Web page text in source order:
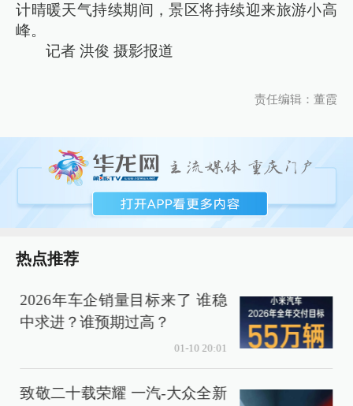
计晴暖天气持续期间，景区将持续迎来旅游小高
峰。
记者 洪俊 摄影报道
责任编辑：董霞
热点推荐
2026年车企销量目标来了 谁稳
中求进？谁预期过高？
01-10 20:01
致敬二十载荣耀 一汽-大众全新